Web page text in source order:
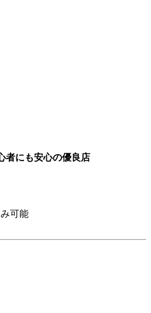
者にも安心の優良店
可能